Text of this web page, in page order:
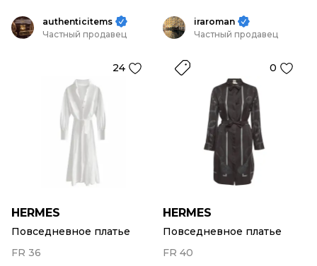
authenticitems
Частный продавец
24
HERMES
Повседневное платье
FR 36
iraroman
Частный продавец
0
HERMES
Повседневное платье
FR 40